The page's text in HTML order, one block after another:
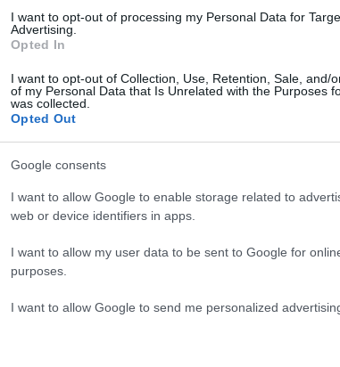
I want to opt-out of processing my Personal Data for
Advertising.
Opted In
I want to opt-out of Collection, Use, Retention, Sale, and/
of my Personal Data that Is Unrelated with the Purposes
was collected.
Opted Out
Google consents
I want to allow Google to enable storage related to
web or device identifiers in apps.
I want to allow my user data to be sent to Google for
purposes.
I want to allow Google to send me personalized